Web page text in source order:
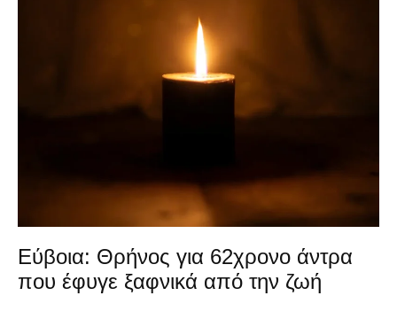
Εύβοια: Θρήνος για 62χρονο άντρα
που έφυγε ξαφνικά από την ζωή